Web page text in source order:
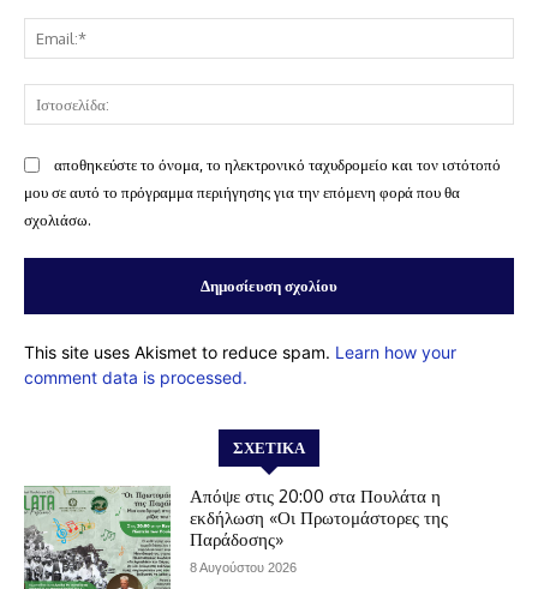
αποθηκεύστε το όνομα, το ηλεκτρονικό ταχυδρομείο και τον ιστότοπό
μου σε αυτό το πρόγραμμα περιήγησης για την επόμενη φορά που θα
σχολιάσω.
This site uses Akismet to reduce spam. Learn how your
comment data is processed.
ΣΧΕΤΙΚΆ
Απόψε στις 20:00 στα Πουλάτα η
εκδήλωση «Οι Πρωτομάστορες της
Παράδοσης»
8 Αυγούστου 2026